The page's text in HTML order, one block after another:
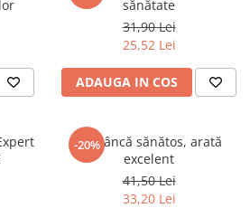
sănătate
31,90 Lei
25,52 Lei
ADAUGA IN COS
-20%
Mănâncă sănătos, arată
excelent
41,50 Lei
33,20 Lei